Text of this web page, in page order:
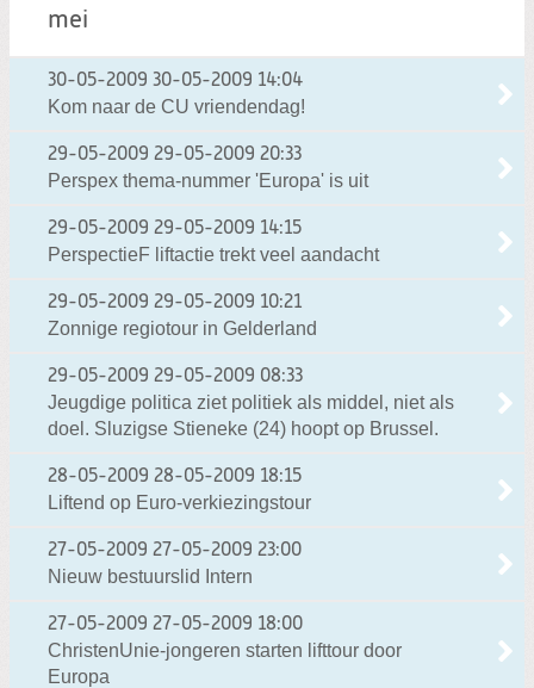
mei
30-05-2009 30-05-2009 14:04
Kom naar de CU vriendendag!
29-05-2009 29-05-2009 20:33
Perspex thema-nummer 'Europa' is uit
29-05-2009 29-05-2009 14:15
PerspectieF liftactie trekt veel aandacht
29-05-2009 29-05-2009 10:21
Zonnige regiotour in Gelderland
29-05-2009 29-05-2009 08:33
Jeugdige politica ziet politiek als middel, niet als
doel. Sluzigse Stieneke (24) hoopt op Brussel.
28-05-2009 28-05-2009 18:15
Liftend op Euro-verkiezingstour
27-05-2009 27-05-2009 23:00
Nieuw bestuurslid Intern
27-05-2009 27-05-2009 18:00
ChristenUnie-jongeren starten lifttour door
Europa